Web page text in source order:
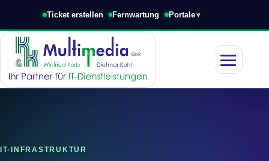
Ticket erstellen Fernwartung Portale
Navigation
IT-INFRASTRUKTUR